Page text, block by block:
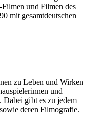
und Filmen des
mit gesamtdeutschen
zu Leben und Wirken
und
gibt es zu jedem
deren Filmografie.